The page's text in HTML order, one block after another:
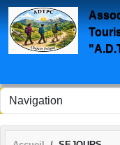
Panneau de gestion